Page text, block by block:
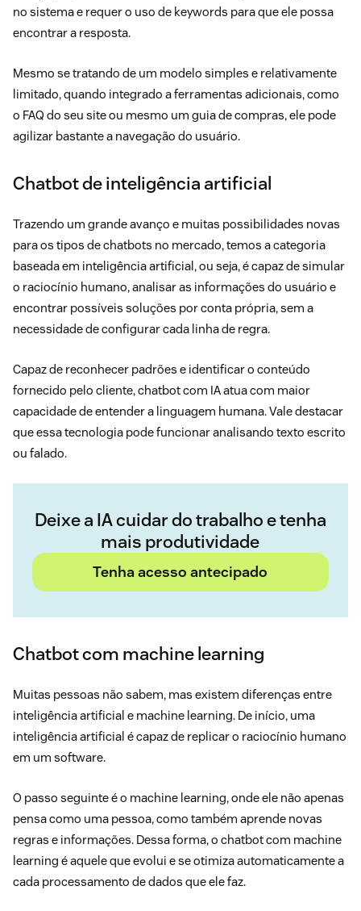
no sistema e requer o uso de keywords para que ele possa
encontrar a resposta.
Mesmo se tratando de um modelo simples e relativamente
limitado, quando integrado a ferramentas adicionais, como
o FAQ do seu site ou mesmo um guia de compras, ele pode
agilizar bastante a navegação do usuário.
Chatbot de inteligência artificial
Trazendo um grande avanço e muitas possibilidades novas
para os tipos de chatbots no mercado, temos a categoria
baseada em inteligência artificial, ou seja, é capaz de simular
o raciocínio humano, analisar as informações do usuário e
encontrar possíveis soluções por conta própria, sem a
necessidade de configurar cada linha de regra.
Capaz de reconhecer padrões e identificar o conteúdo
fornecido pelo cliente, chatbot com IA atua com maior
capacidade de entender a linguagem humana. Vale destacar
que essa tecnologia pode funcionar analisando texto escrito
ou falado.
Deixe a IA cuidar do trabalho e tenha
mais produtividade
Tenha acesso antecipado
Chatbot com machine learning
Muitas pessoas não sabem, mas existem diferenças entre
inteligência artificial e machine learning. De início, uma
inteligência artificial é capaz de replicar o raciocínio humano
em um software.
O passo seguinte é o machine learning, onde ele não apenas
pensa como uma pessoa, como também aprende novas
regras e informações. Dessa forma, o chatbot com machine
learning é aquele que evolui e se otimiza automaticamente a
cada processamento de dados que ele faz.